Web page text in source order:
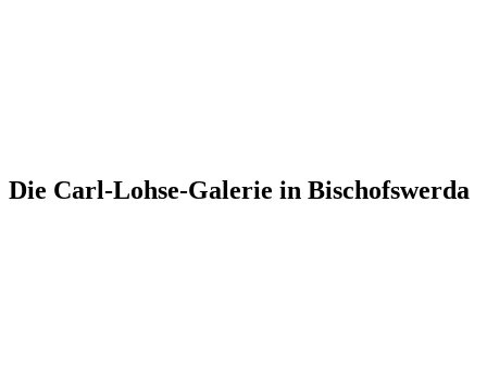
Die Carl-Lohse-Galerie in Bischofswerda